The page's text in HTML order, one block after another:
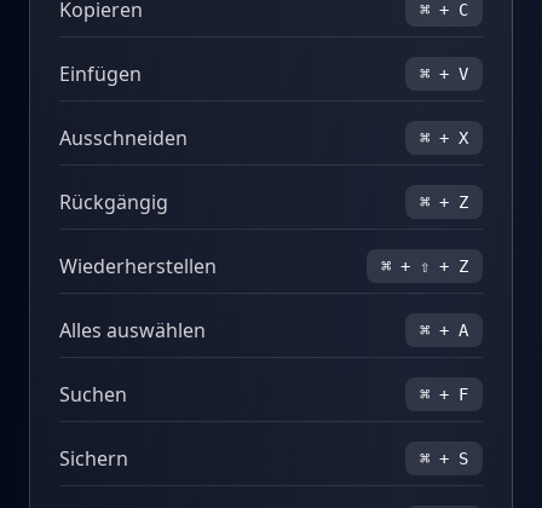
Kopieren ⌘ + C
Einfügen ⌘ + V
Ausschneiden ⌘ + X
Rückgängig ⌘ + Z
Wiederherstellen ⌘ + ⇧ + Z
Alles auswählen ⌘ + A
Suchen ⌘ + F
Sichern ⌘ + S